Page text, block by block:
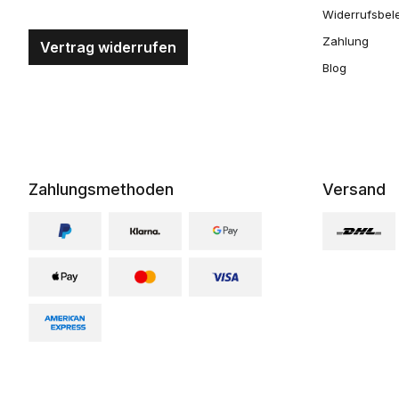
Vertrag widerrufen
Zahlung
Blog
Zahlungsmethoden Versand